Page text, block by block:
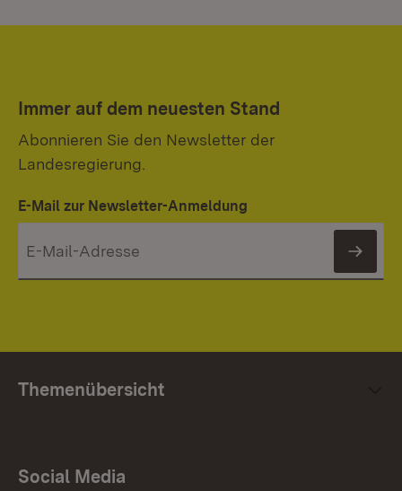
Immer auf dem neuesten Stand
Abonnieren Sie den Newsletter der
Landesregierung.
E-Mail zur Newsletter-Anmeldung
Themenübersicht
Social Media